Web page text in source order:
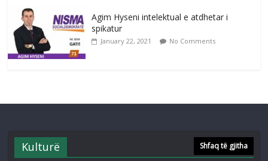
Agim Hyseni intelektual e atdhetar i
spikatur
January 22, 2021 No Comments
Kulturë Shfaq të gjitha